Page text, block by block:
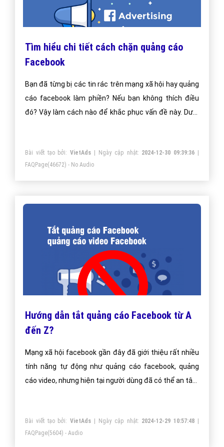
Tìm hiểu chi tiết cách chặn quảng cáo
Facebook
Bạn đã từng bị các tin rác trên mạng xã hội hay quảng
cáo facebook làm phiền? Nếu bạn không thích điều
đó? Vậy làm cách nào để khắc phục vấn đề này. Dưới
facebook như mong muốn
Bài viết tạo bởi:VietAds | Ngày cập nhật: 2024-12-30 09:39:36
FAQPage(46672) - No Audio
Hướng dẫn tắt quảng cáo Facebook từ A
đến Z?
Mạng xã hội facebook gần đây đã giới thiệu rất nhiều
tính năng tự động như quảng cáo facebook, quảng
cáo video, nhưng hiện tại người dùng đã có thể an tâm
Bài viết tạo bởi:VietAds | Ngày cập nhật: 2024-12-29 10:57:48
FAQPage(5604) - Audio